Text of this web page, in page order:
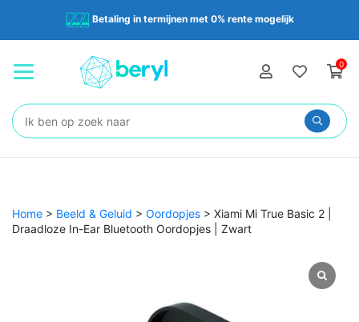
Betaling in termijnen met 0% rente mogelijk
0
Zoeken:
Home > Beeld & Geluid > Oordopjes > Xiami Mi True Basic 2 |
Draadloze In-Ear Bluetooth Oordopjes | Zwart